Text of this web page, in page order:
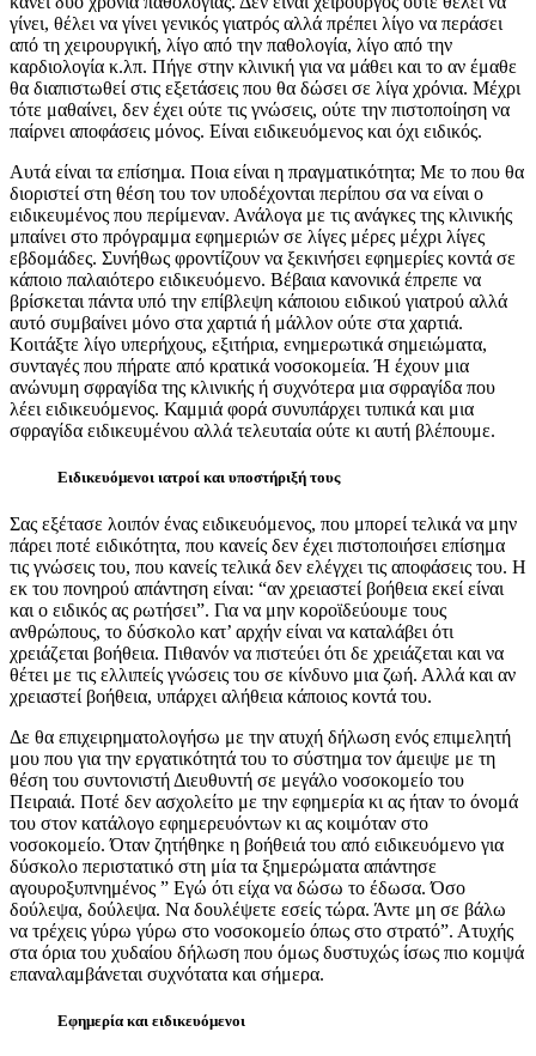
γίνει, θέλει να γίνει γενικός γιατρός αλλά πρέπει λίγο να περάσει
από τη χειρουργική, λίγο από την παθολογία, λίγο από την
καρδιολογία κ.λπ. Πήγε στην κλινική για να μάθει και το αν έμαθε
θα διαπιστωθεί στις εξετάσεις που θα δώσει σε λίγα χρόνια. Μέχρι
τότε μαθαίνει, δεν έχει ούτε τις γνώσεις, ούτε την πιστοποίηση να
παίρνει αποφάσεις μόνος. Είναι ειδικευόμενος και όχι ειδικός.
Αυτά είναι τα επίσημα. Ποια είναι η πραγματικότητα; Με το που θα
διοριστεί στη θέση του τον υποδέχονται περίπου σα να είναι ο
ειδικευμένος που περίμεναν. Ανάλογα με τις ανάγκες της κλινικής
μπαίνει στο πρόγραμμα εφημεριών σε λίγες μέρες μέχρι λίγες
εβδομάδες. Συνήθως φροντίζουν να ξεκινήσει εφημερίες κοντά σε
κάποιο παλαιότερο ειδικευόμενο. Βέβαια κανονικά έπρεπε να
βρίσκεται πάντα υπό την επίβλεψη κάποιου ειδικού γιατρού αλλά
αυτό συμβαίνει μόνο στα χαρτιά ή μάλλον ούτε στα χαρτιά.
Κοιτάξτε λίγο υπερήχους, εξιτήρια, ενημερωτικά σημειώματα,
συνταγές που πήρατε από κρατικά νοσοκομεία. Ή έχουν μια
ανώνυμη σφραγίδα της κλινικής ή συχνότερα μια σφραγίδα που
λέει ειδικευόμενος. Καμμιά φορά συνυπάρχει τυπικά και μια
σφραγίδα ειδικευμένου αλλά τελευταία ούτε κι αυτή βλέπουμε.
Ειδικευόμενοι ιατροί και υποστήριξή τους
Σας εξέτασε λοιπόν ένας ειδικευόμενος, που μπορεί τελικά να μην
πάρει ποτέ ειδικότητα, που κανείς δεν έχει πιστοποιήσει επίσημα
τις γνώσεις του, που κανείς τελικά δεν ελέγχει τις αποφάσεις του. Η
εκ του πονηρού απάντηση είναι: “αν χρειαστεί βοήθεια εκεί είναι
και ο ειδικός ας ρωτήσει”. Για να μην κοροϊδεύουμε τους
ανθρώπους, το δύσκολο κατ’ αρχήν είναι να καταλάβει ότι
χρειάζεται βοήθεια. Πιθανόν να πιστεύει ότι δε χρειάζεται και να
θέτει με τις ελλιπείς γνώσεις του σε κίνδυνο μια ζωή. Αλλά και αν
χρειαστεί βοήθεια, υπάρχει αλήθεια κάποιος κοντά του.
Δε θα επιχειρηματολογήσω με την ατυχή δήλωση ενός επιμελητή
μου που για την εργατικότητά του το σύστημα τον άμειψε με τη
θέση του συντονιστή Διευθυντή σε μεγάλο νοσοκομείο του
Πειραιά. Ποτέ δεν ασχολείτο με την εφημερία κι ας ήταν το όνομά
του στον κατάλογο εφημερευόντων κι ας κοιμόταν στο
νοσοκομείο. Όταν ζητήθηκε η βοήθειά του από ειδικευόμενο για
δύσκολο περιστατικό στη μία τα ξημερώματα απάντησε
αγουροξυπνημένος ” Εγώ ότι είχα να δώσω το έδωσα. Όσο
δούλεψα, δούλεψα. Να δουλέψετε εσείς τώρα. Άντε μη σε βάλω
να τρέχεις γύρω γύρω στο νοσοκομείο όπως στο στρατό”. Ατυχής
στα όρια του χυδαίου δήλωση που όμως δυστυχώς ίσως πιο κομψά
επαναλαμβάνεται συχνότατα και σήμερα.
Εφημερία και ειδικευόμενοι